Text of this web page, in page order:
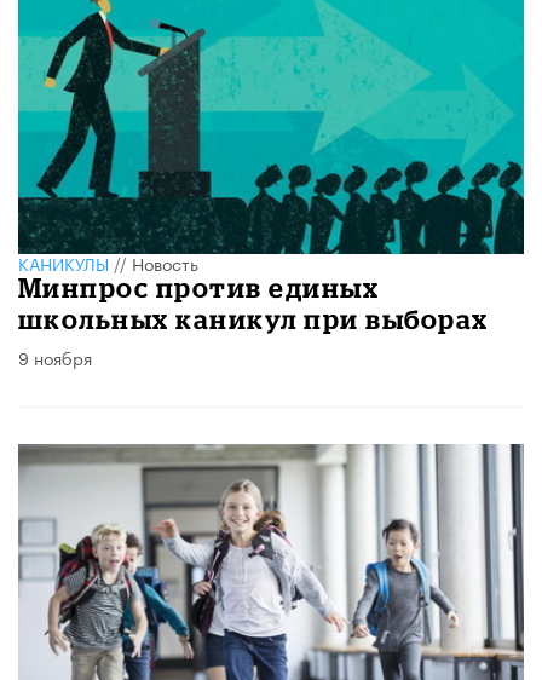
КАНИКУЛЫ//Новость
Минпрос против единых
школьных каникул при выборах
9 ноября